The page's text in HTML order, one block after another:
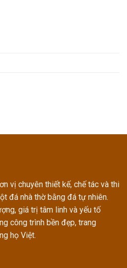
vị chuyên thiết kế, chế tác và thi
đá nhà thờbằng đá tự nhiên.
giá trị tâm linh và yếu tố
công trình bền đẹp, trang
họ Việt.